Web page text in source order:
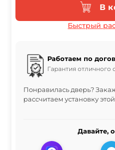
В
Быстрый
Работаем по
Гарантия отличного
Понравилась дверь?
рассчитаем установку
Давайте,